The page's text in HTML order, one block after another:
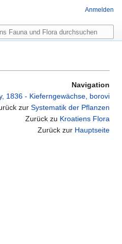
Navigation
1836 - Kieferngewächse, borovi
zur Systematik der Pflanzen
Zurück zu Kroatiens Flora
Zurück zur Hauptseite
Anmelden